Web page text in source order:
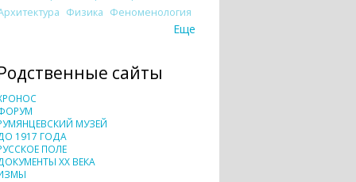
Физика Феноменология
Еще
сайты
МУЗЕЙ
1917 ГОДА
ПОЛЕ
XX ВЕКА